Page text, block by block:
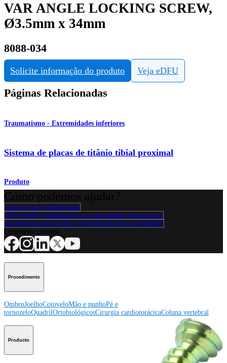
VAR ANGLE LOCKING SCREW,
Ø3.5mm x 34mm
8088-034
Solicite informação do produto Veja eDFU
Páginas Relacionadas
Traumatismo - Extremidades inferiores
Sistema de placas de titânio tibial proximal
Produto
Contacte um representante
Veja eventos, laboratórios e oportunidades educacionais
Inscreva-se para receber: O que há de novo na Arthrex?
Procedimento
OmbroJoelhoCotoveloMão e punhoPé e
tornozeloQuadrilOrtobiológicosCirurgia cardiotorácicaColuna vertebral
Producto